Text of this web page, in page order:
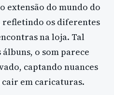
extensão do mundo do
refletindo os diferentes
na loja. Tal
o som parece
captando nuances
em caricaturas.